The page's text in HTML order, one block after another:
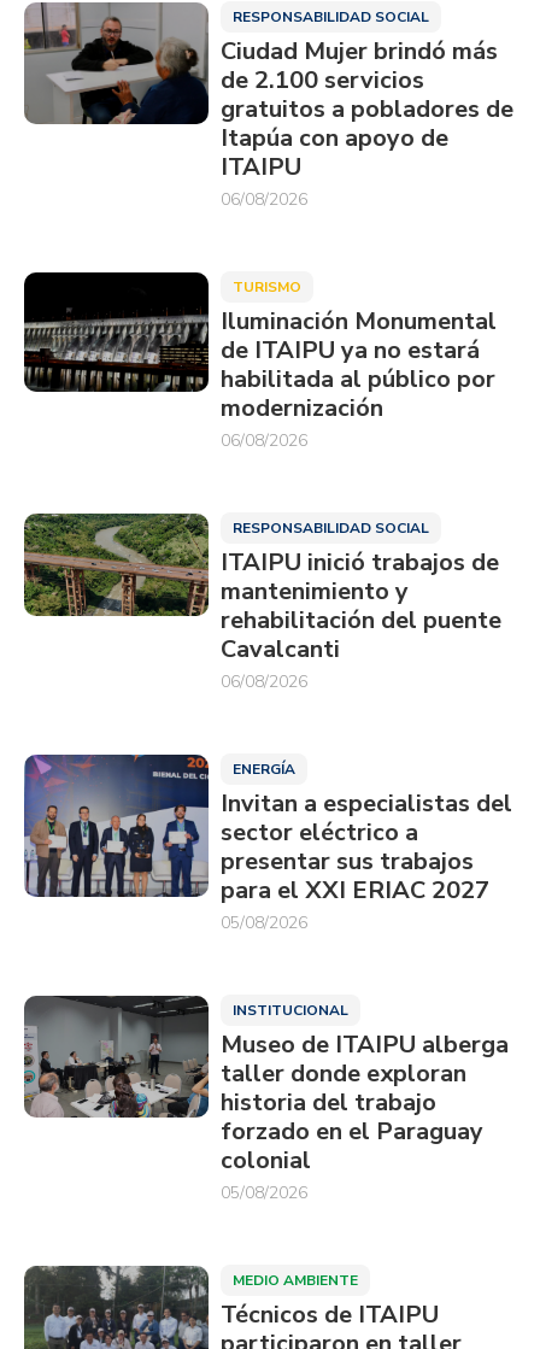
RESPONSABILIDAD SOCIAL
Ciudad Mujer brindó más
de 2.100 servicios
gratuitos a pobladores de
Itapúa con apoyo de
ITAIPU
06/08/2026
TURISMO
Iluminación Monumental
de ITAIPU ya no estará
habilitada al público por
modernización
06/08/2026
RESPONSABILIDAD SOCIAL
ITAIPU inició trabajos de
mantenimiento y
rehabilitación del puente
Cavalcanti
06/08/2026
ENERGÍA
Invitan a especialistas del
sector eléctrico a
presentar sus trabajos
para el XXI ERIAC 2027
05/08/2026
INSTITUCIONAL
Museo de ITAIPU alberga
taller donde exploran
historia del trabajo
forzado en el Paraguay
colonial
05/08/2026
MEDIO AMBIENTE
Técnicos de ITAIPU